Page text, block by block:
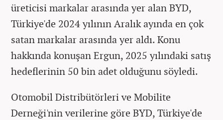
üreticisi markalar arasında yer alan BYD,
Türkiye'de 2024 yılının Aralık ayında en çok
satan markalar arasında yer aldı. Konu
hakkında konuşan Ergun, 2025 yılındaki satış
hedeflerinin 50 bin adet olduğunu söyledi.
Otomobil Distribütörleri ve Mobilite
Derneği'nin verilerine göre BYD, Türkiye'de